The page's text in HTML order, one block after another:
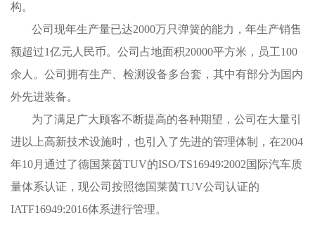
构。
公司现年生产量已达2000万只弹簧的能力，年生产销售
额超过1亿元人民币。公司占地面积20000平方米，员工100
余人。公司拥有生产、检测设备多台套，其中有部分为国内
外先进装备。
为了满足广大顾客不断提高的各种期望，公司在大量引
进以上高新技术设施时，也引入了先进的管理体制，在2004
年10月通过了德国莱茵TUV的ISO/TS16949∶2002国际汽车质
量体系认证，现公司按照德国莱茵TUV公司认证的
IATF16949:2016体系进行管理。